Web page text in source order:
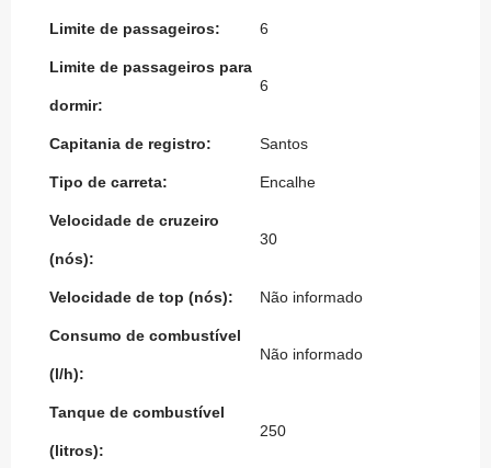
Limite de passageiros: 6
Limite de passageiros para
dormir:
6
Capitania de registro: Santos
Tipo de carreta: Encalhe
Velocidade de cruzeiro
(nós):
30
Velocidade de top (nós): Não informado
Consumo de combustível
(l/h):
Não informado
Tanque de combustível
(litros):
250